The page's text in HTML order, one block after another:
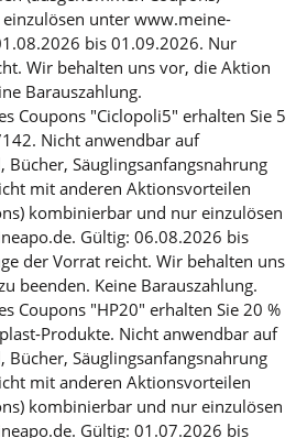
unter www.meine-
bis 01.09.2026. Nur
Wir behalten uns vor, die Aktion
Barauszahlung.
Coupons "Ciclopoli5" erhalten Sie 5
Nicht anwendbar auf
Säuglingsanfangsnahrung
mit anderen Aktionsvorteilen
kombinierbar und nur einzulösen
Gültig: 06.08.2026 bis
der Vorrat reicht. Wir behalten uns
beenden. Keine Barauszahlung.
Coupons "HP20" erhalten Sie 20 %
Produkte. Nicht anwendbar auf
Säuglingsanfangsnahrung
mit anderen Aktionsvorteilen
kombinierbar und nur einzulösen
Gültig: 01.07.2026 bis